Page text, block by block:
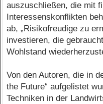
auszuschließen, die mit
Interessenskonflikten
ab, „Risikofreudige zu
investieren, die
Wohlstand
Von den Autoren, die in
the Future“ aufgelistet
Techniken in der